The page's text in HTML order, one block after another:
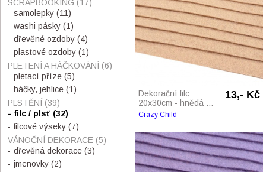
Dekorační filc
20x30cm - hnědá ...
13,- Kč
Crazy Child
SCRAPBOOKING (17)
samolepky (11)
washi pásky (1)
dřevěné ozdoby (4)
plastové ozdoby (1)
PLETENÍ A HÁČKOVÁNÍ (6)
pletací příze (5)
háčky, jehlice (1)
PLSTĚNÍ (39)
filc / plsť (32)
filcové výseky (7)
VÁNOČNÍ DEKORACE (5)
dřevěná dekorace (3)
jmenovky (2)